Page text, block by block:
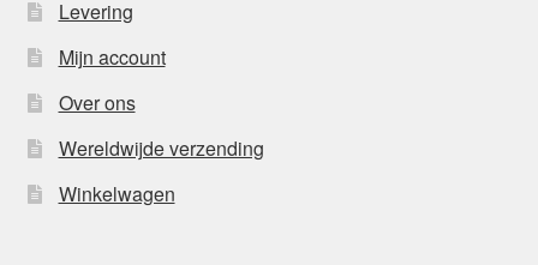
Levering
Mijn account
Over ons
Wereldwijde verzending
Winkelwagen